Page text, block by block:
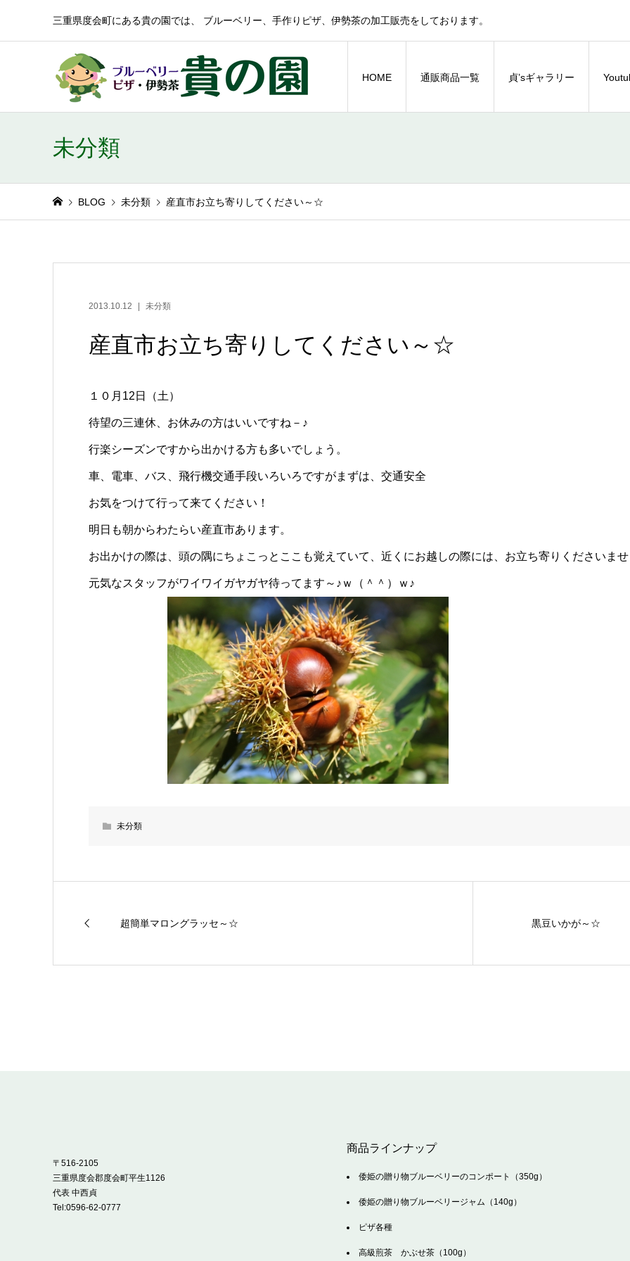
三重県度会町にある貴の園では、 ブルーベリー、手作りピザ、伊勢茶の加工販売をしております。
HOME 通販商品一覧 貞’sギャラリー
未分類
BLOG 未分類 産直市お立ち寄りしてください～☆
2013.10.12 未分類
産直市お立ち寄りしてください～☆
１０月12日（土）
待望の三連休、お休みの方はいいですね－♪
行楽シーズンですから出かける方も多いでしょう。
車、電車、バス、飛行機交通手段いろいろですがまずは、交通安全
お気をつけて行って来てください！
明日も朝からわたらい産直市あります。
お出かけの際は、頭の隅にちょこっとここも覚えていて、近くにお越しの際には、お立ち寄りくださいま
元気なスタッフがワイワイガヤガヤ待ってます～♪ｗ（＾＾）ｗ♪
未分類
超簡単マロングラッセ～☆ 黒豆いかが～☆
〒516-2105
三重県度会郡度会町平生1126
代表 中西貞
Tel:0596-62-0777
商品ラインナップ
倭姫の贈り物ブルーベリーのコンポート（350g）
倭姫の贈り物ブルーベリージャム（140g）
ピザ各種
高級煎茶 かぶせ茶（100g）